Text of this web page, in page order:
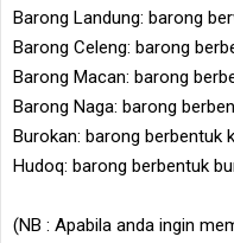
Barong Landung: barong
Barong Celeng: barong
Barong Macan: barong
Barong Naga: barong
Burokan: barong berbentuk
Hudoq: barong berbentuk
(NB : Apabila anda ingin